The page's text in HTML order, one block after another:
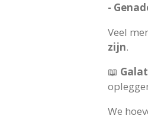
-
Veel
zijn.
📖
We